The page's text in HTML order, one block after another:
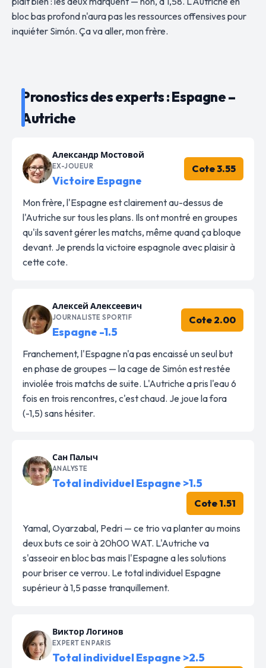
bloc bas profond n'aura pas les ressources offensives pour
inquiéter Simón. Ça va aller, mon frère.
Pronostics des experts : Espagne –
Autriche
Александр Мостовой
EX-JOUEUR
Victoire Espagne
Cote 3.55
Mon frère, l'Espagne est clairement au-dessus de
l'Autriche sur tous les plans. Ils ont montré en groupes
qu'ils savent gérer les matchs, même quand ça bloque
devant. Je prends la victoire espagnole avec plaisir à
cette cote.
Алексей Алексеевич
JOURNALISTE SPORTIF
Espagne -1.5
Cote 2.00
Franchement, l'Espagne n'a pas encaissé un seul but
en phase de groupes — la cage de Simón est restée
inviolée trois matchs de suite. L'Autriche a pris l'eau 6
fois en trois rencontres, c'est chaud. Je joue la fora
(-1,5) sans hésiter.
Сан Палыч
ANALYSTE
Total individuel Espagne >1.5
Cote 1.51
Yamal, Oyarzabal, Pedri — ce trio va planter au moins
deux buts ce soir à 20h00 WAT. L'Autriche va
s'asseoir en bloc bas mais l'Espagne a les solutions
pour briser ce verrou. Le total individuel Espagne
supérieur à 1,5 passe tranquillement.
Виктор Логинов
EXPERT EN PARIS
Total individuel Espagne >2.5